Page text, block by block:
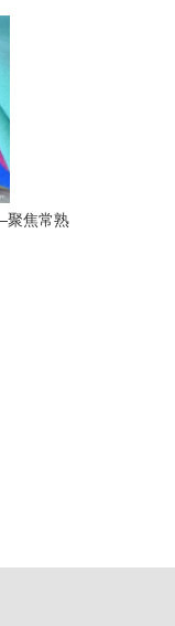
聚焦常熟